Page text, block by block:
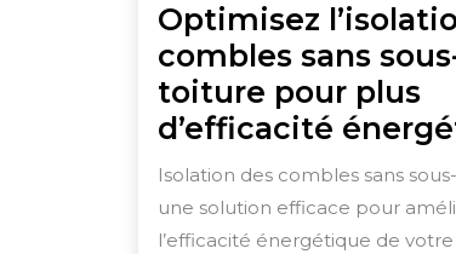
Optimisez
combles sans
toiture pour plus
d’efficacité
Isolation des combles sans
une solution efficace pour
l’efficacité énergétique de